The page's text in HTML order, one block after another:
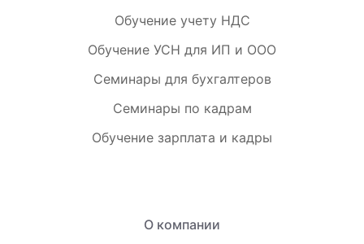
Обучение учету НДС
Обучение УСН для ИП и ООО
Семинары для бухгалтеров
Семинары по кадрам
Обучение зарплата и кадры
О компании